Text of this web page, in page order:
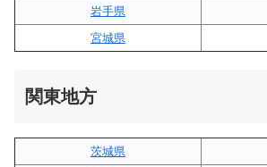
岩手県
宮城県
関東地方
茨城県